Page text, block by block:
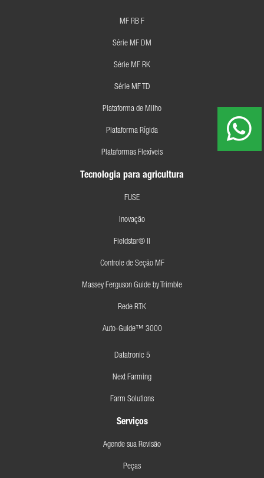
MF RB F
Série MF DM
Série MF RK
Série MF TD
Plataforma de Milho
Plataforma Rígida
Plataformas Flexíveis
Tecnologia para agricultura
FUSE
Inovação
Fieldstar® II
Controle de Seção MF
Massey Ferguson Guide by Trimble
Rede RTK
Auto-Guide™ 3000
Datatronic 5
Next Farming
Farm Solutions
Serviços
Agende sua Revisão
Peças